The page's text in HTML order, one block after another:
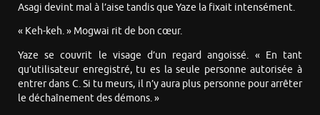
Asagi devint mal à l’aise tandis que Yaze la fixait intensément.
« Keh-keh. » Mogwai rit de bon cœur.
Yaze se couvrit le visage d’un regard angoissé. « En tant
qu’utilisateur enregistré, tu es la seule personne autorisée à
entrer dans C. Si tu meurs, il n’y aura plus personne pour arrêter
le déchaînement des démons. »